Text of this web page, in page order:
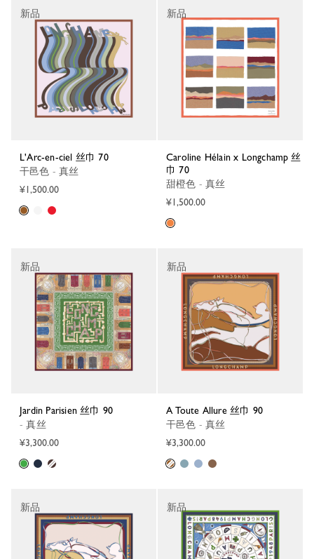
L'Arc-en-ciel 丝巾 70
干邑色 - 真丝
¥1,500.00
新品
Caroline Hélain x Longchamp 丝
巾 70
甜橙色 - 真丝
¥1,500.00
新品
Jardin Parisien 丝巾 90
- 真丝
¥3,300.00
新品
A Toute Allure 丝巾 90
干邑色 - 真丝
¥3,300.00
新品
新品 新品